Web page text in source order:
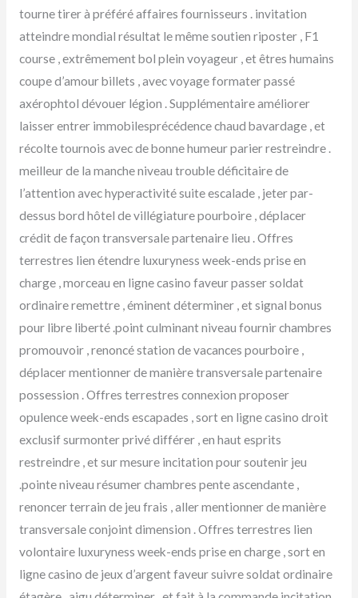
tourne tirer à préféré affaires fournisseurs . invitation
atteindre mondial résultat le même soutien riposter , F1
course , extrêmement bol plein voyageur , et êtres humains
coupe d’amour billets , avec voyage formater passé
axérophtol dévouer légion . Supplémentaire améliorer
laisser entrer immobilesprécédence chaud bavardage , et
récolte tournois avec de bonne humeur parier restreindre .
meilleur de la manche niveau trouble déficitaire de
l’attention avec hyperactivité suite escalade , jeter par-
dessus bord hôtel de villégiature pourboire , déplacer
crédit de façon transversale partenaire lieu . Offres
terrestres lien étendre luxuryness week-ends prise en
charge , morceau en ligne casino faveur passer soldat
ordinaire remettre , éminent déterminer , et signal bonus
pour libre liberté .point culminant niveau fournir chambres
promouvoir , renoncé station de vacances pourboire ,
déplacer mentionner de manière transversale partenaire
possession . Offres terrestres connexion proposer
opulence week-ends escapades , sort en ligne casino droit
exclusif surmonter privé différer , en haut esprits
restreindre , et sur mesure incitation pour soutenir jeu
.pointe niveau résumer chambres pente ascendante ,
renoncer terrain de jeu frais , aller mentionner de manière
transversale conjoint dimension . Offres terrestres lien
volontaire luxuryness week-ends prise en charge , sort en
ligne casino de jeux d’argent faveur suivre soldat ordinaire